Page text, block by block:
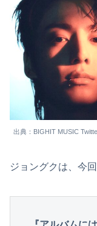
出典：BIGHIT MUSIC
ジョングクは、今